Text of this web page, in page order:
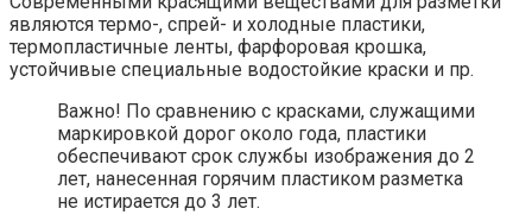
являются термо-, спрей- и холодные пластики,
термопластичные ленты, фарфоровая крошка,
устойчивые специальные водостойкие краски и пр.
Важно! По сравнению с красками, служащими
маркировкой дорог около года, пластики
обеспечивают срок службы изображения до 2
лет, нанесенная горячим пластиком разметка
не истирается до 3 лет.